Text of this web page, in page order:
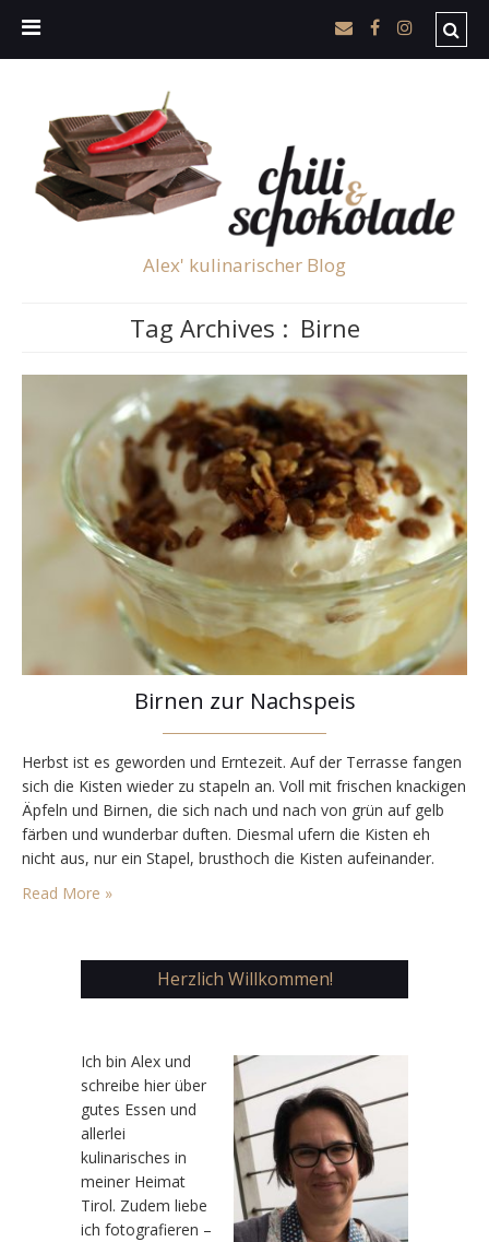
Alex' kulinarischer Blog
Tag Archives : Birne
Birnen zur Nachspeis
Herbst ist es geworden und Erntezeit. Auf der Terrasse fangen
sich die Kisten wieder zu stapeln an. Voll mit frischen knackigen
Äpfeln und Birnen, die sich nach und nach von grün auf gelb
färben und wunderbar duften. Diesmal ufern die Kisten eh
nicht aus, nur ein Stapel, brusthoch die Kisten aufeinander.
Aber genug für den Herbst, um laufend neue Leckereien…
Read More »
Herzlich Willkommen!
Ich bin Alex und
schreibe hier über
gutes Essen und
allerlei
kulinarisches in
meiner Heimat
Tirol. Zudem liebe
ich fotografieren –